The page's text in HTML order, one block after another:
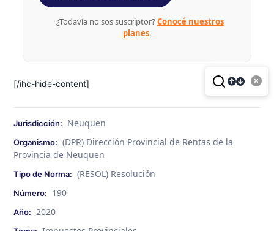
¿Todavía no sos suscriptor?Conocé nuestros
planes.
[/ihc-hide-content]
Jurisdicción: Neuquen
Organismo: (DPR) Dirección Provincial de Rentas de la
Provincia de Neuquen
Tipo de Norma: (RESOL) Resolución
Número: 190
Año: 2020